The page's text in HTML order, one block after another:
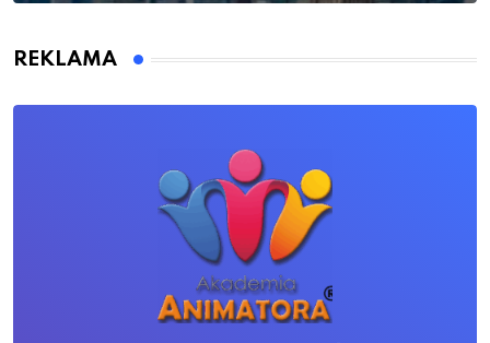
REKLAMA